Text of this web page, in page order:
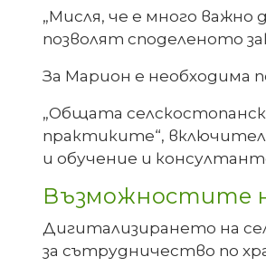
„Мисля, че е много
позволят споделеното
За Марион е необходима
„Общата
практиките“,
и обучение и
Възможностите
Дигитализирането на
за сътрудничество по